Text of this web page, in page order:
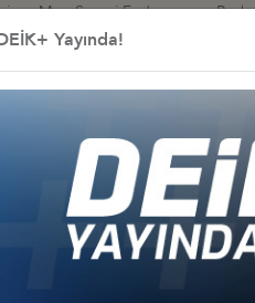
Mısır Sanayi Federasyonu
mutabakat zaptı imzalandı.
Diğer Etkinlikler
HEDEFİ: 15 MİLYAR DOLAR
Türkiye - Mısır İş Konseyi
İLE TOPLANTI
Yayında!